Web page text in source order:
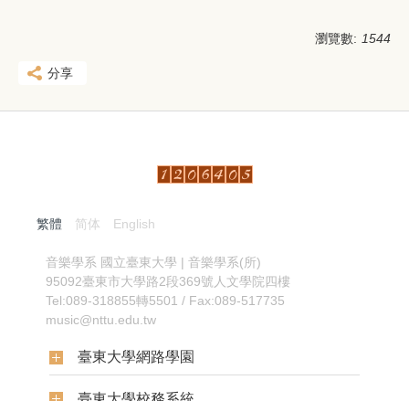
瀏覽數: 1544
分享
繁體 简体
English
音樂學系 國立臺東大學 | 音樂學系(所)
95092臺東市大學路2段369號人文學院四樓
Tel:089-318855轉5501 / Fax:089-517735
music@nttu.edu.tw
臺東大學網路學園